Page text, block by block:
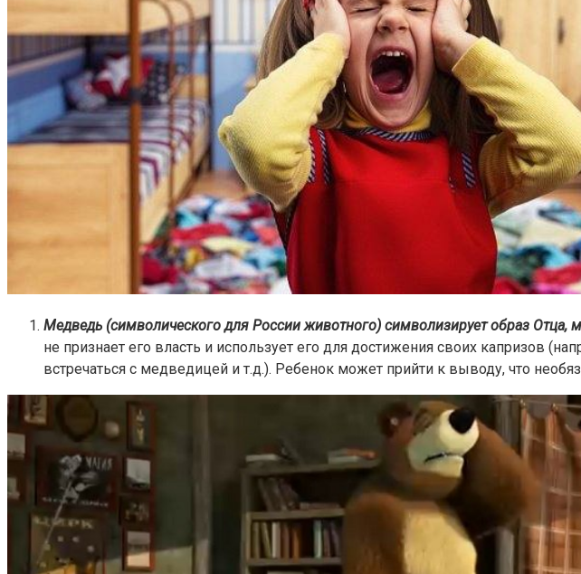
Медведь (символического для России животного) символизирует образ Отца,
не признает его власть и использует его для достижения своих капризов
встречаться с медведицей и т.д.). Ребенок может прийти к выводу, что